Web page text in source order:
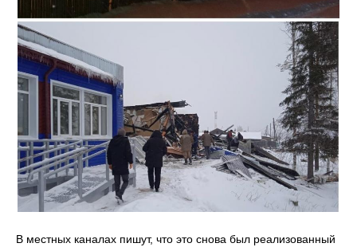
В местных каналах пишут, что это снова был реализованный